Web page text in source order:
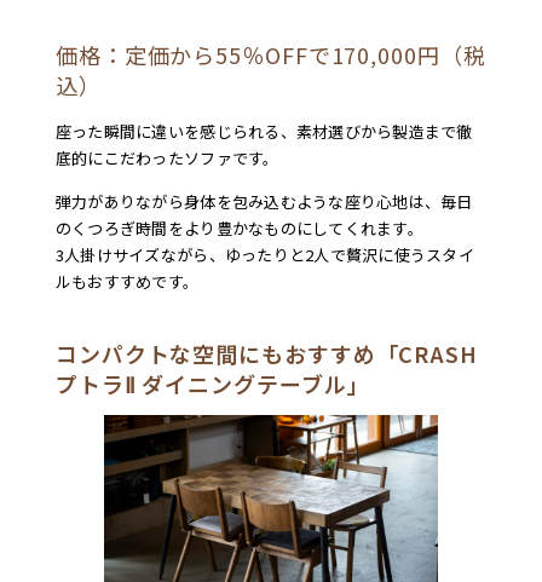
価格：定価から55％OFFで170,000円（税
込）
座った瞬間に違いを感じられる、素材選びから製造まで徹
底的にこだわったソファです。
弾力がありながら身体を包み込むような座り心地は、毎日
のくつろぎ時間をより豊かなものにしてくれます。
3人掛けサイズながら、ゆったりと2人で贅沢に使うスタイ
ルもおすすめです。
コンパクトな空間にもおすすめ「CRASH
プトラⅡ ダイニングテーブル」